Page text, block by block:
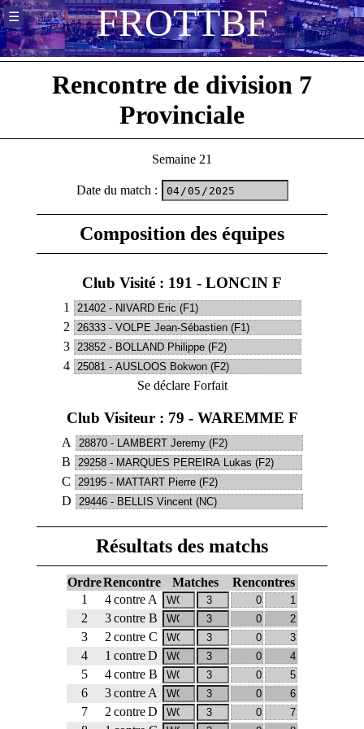
FROTTBF
☰
Rencontre de division 7
Provinciale
Semaine 21
Date du match :
Composition des équipes
Club Visité : 191 - LONCIN F
1
2
3
4
Se déclare Forfait
Club Visiteur : 79 - WAREMME F
A
B
C
D
Résultats des matchs
OrdreRencontre Matches
Rencontres
1
4 contre A
2
3 contre B
3
2 contre C
4
1 contre D
5
4 contre B
6
3 contre A
7
2 contre D